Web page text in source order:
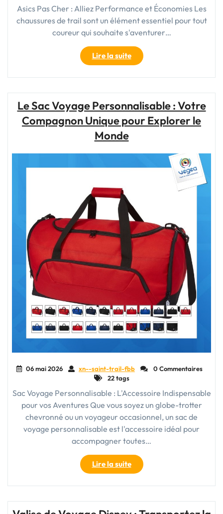
Asics Pas Cher : Alliez Performance et Économies Les
chaussures de trail sont un élément essentiel pour tout
coureur qui souhaite s'aventurer…
Lire la suite"Trouvez
Votre
Bonheur
Chaussures
de
Pas
Le Sac Voyage Personnalisable : Votre
Compagnon Unique pour Explorer le
Monde
06 mai 2026 xn--saint-trail-fbb
0 Commentaires
22 tags
Sac Voyage Personnalisable : L'Accessoire Indispensable
pour vos Aventures Que vous soyez un globe-trotter
chevronné ou un voyageur occasionnel, un sac de
voyage personnalisable est l'accessoire idéal pour
accompagner toutes…
Lire la suite"Le
Sac
Voyage